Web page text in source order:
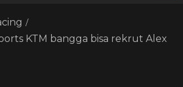
KTM bangga bisa rekrut Alex